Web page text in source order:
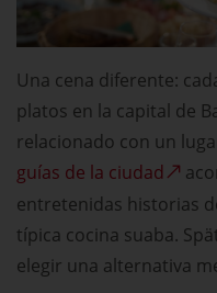
Una cena diferente:
platos en la capital de
relacionado con un
guías de la ciudad
entretenidas historias
típica cocina suaba.
elegir una alternativa